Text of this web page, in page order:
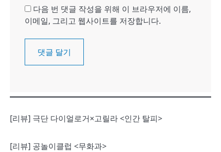
다음 번 댓글 작성을 위해 이 브라우저에 이름,
이메일, 그리고 웹사이트를 저장합니다.
[리뷰] 극단 다이얼로거×고릴라 <인간 탈피>
[리뷰] 공놀이클럽 <무화과>